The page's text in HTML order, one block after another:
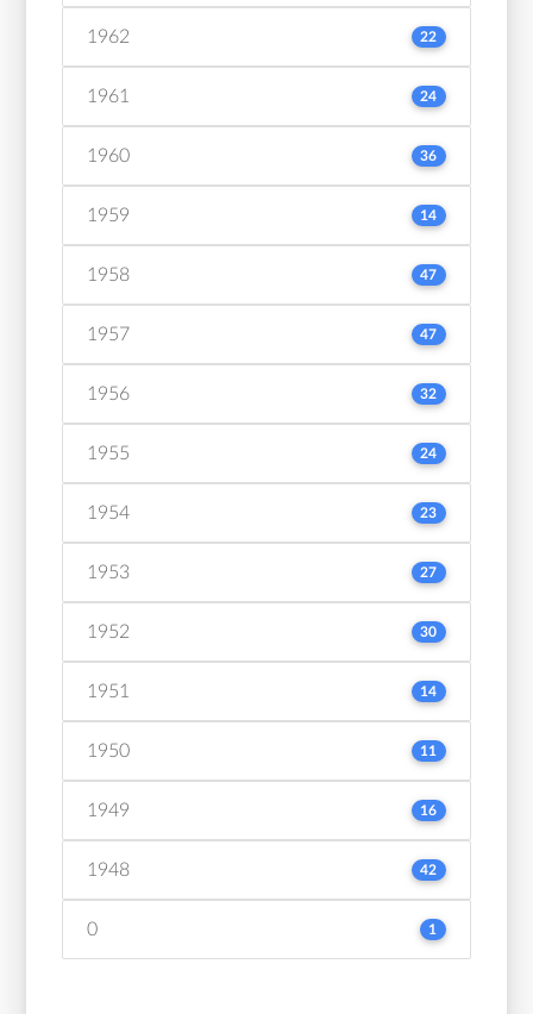
1962 22
1961 24
1960 36
1959 14
1958 47
1957 47
1956 32
1955 24
1954 23
1953 27
1952 30
1951 14
1950 11
1949 16
1948 42
0 1